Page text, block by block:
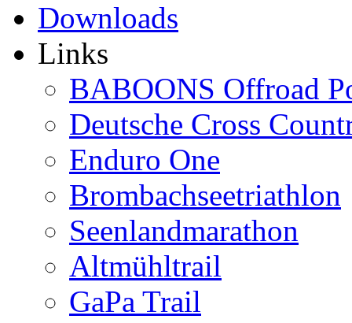
Downloads
Links
BABOONS Offroad
Deutsche Cross
Enduro One
Brombachseetriathlon
Seenlandmarathon
Altmühltrail
GaPa Trail